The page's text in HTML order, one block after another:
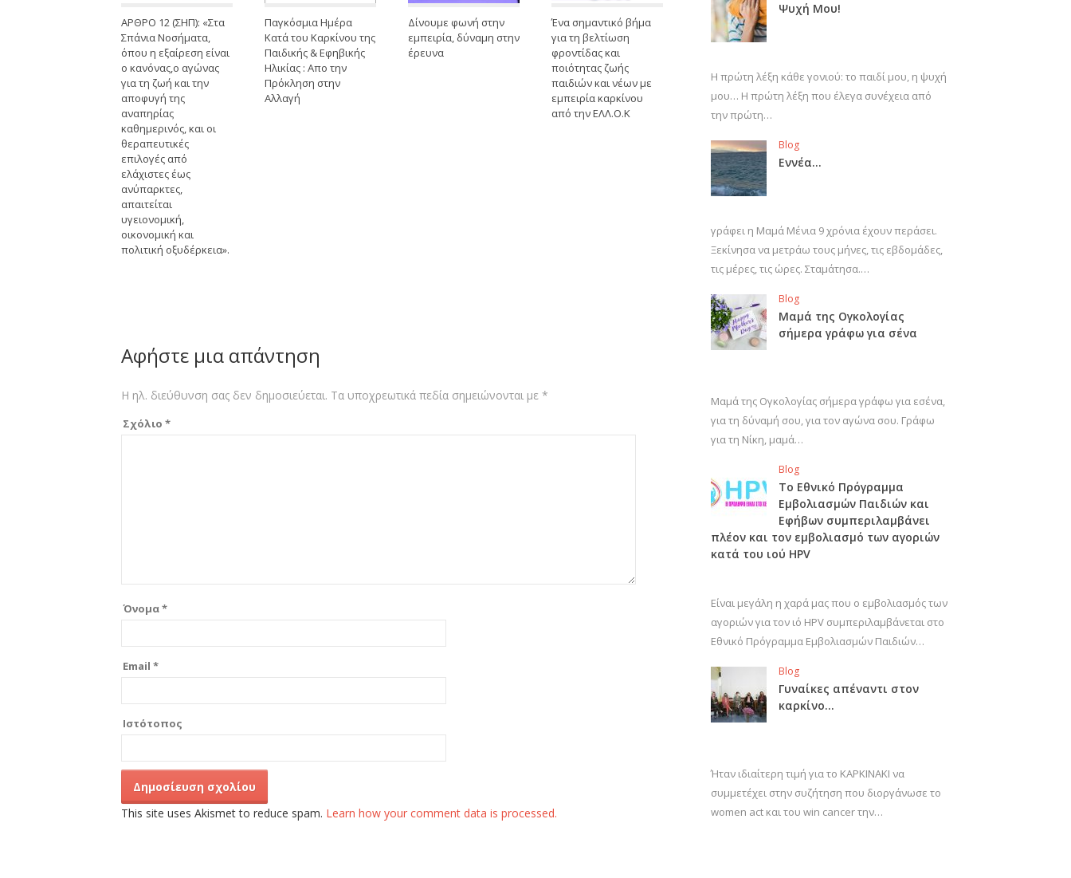
ΑΡΘΡΟ 12 (ΣΗΠ): «Στα
Σπάνια Νοσήματα,
όπου η εξαίρεση είναι
ο κανόνας,ο αγώνας
για τη ζωή και την
αποφυγή της
αναπηρίας
καθημερινός, και οι
θεραπευτικές
επιλογές από
ελάχιστες έως
ανύπαρκτες,
απαιτείται
υγειονομική,
οικονομική και
πολιτική οξυδέρκεια».
Παγκόσμια Ημέρα
Κατά του Καρκίνου της
Παιδικής & Εφηβικής
Ηλικίας : Απο την
Πρόκληση στην
Αλλαγή
Δίνουμε φωνή στην
εμπειρία, δύναμη στην
έρευνα
Ένα σημαντικό βήμα
για τη βελτίωση
φροντίδας και
ποιότητας ζωής
παιδιών και νέων με
εμπειρία καρκίνου
από την ΕΛΛ.Ο.Κ
Αφήστε μια απάντηση
Η ηλ. διεύθυνση σας δεν δημοσιεύεται. Τα υποχρεωτικά πεδία σημειώνονται με *
Σχόλιο *
Όνομα*
Email *
Ιστότοπος
This site uses Akismet to reduce spam. Learn how your comment data is processed.
Ψυχή Μου!
Η πρώτη λέξη κάθε γονιού: το παιδί μου, η ψυχή
μου… Η πρώτη λέξη που έλεγα συνέχεια από
την πρώτη…
Blog
Εννέα…
γράφει η Μαμά Μένια 9 χρόνια έχουν περάσει.
Ξεκίνησα να μετράω τους μήνες, τις εβδομάδες,
τις μέρες, τις ώρες. Σταμάτησα.…
Blog
Μαμά της Ογκολογίας
σήμερα γράφω για σένα
Μαμά της Ογκολογίας σήμερα γράφω για εσένα,
για τη δύναμή σου, για τον αγώνα σου. Γράφω
για τη Νίκη, μαμά…
Blog
Το Εθνικό Πρόγραμμα
Εμβολιασμών Παιδιών και
Εφήβων συμπεριλαμβάνει
πλέον και τον εμβολιασμό των αγοριών
κατά του ιού HPV
Είναι μεγάλη η χαρά μας που ο εμβολιασμός των
αγοριών για τον ιό HPV συμπεριλαμβάνεται στο
Εθνικό Πρόγραμμα Εμβολιασμών Παιδιών…
Blog
Γυναίκες απέναντι στον
καρκίνο…
Ήταν ιδιαίτερη τιμή για το ΚΑΡΚΙΝΑΚΙ να
συμμετέχει στην συζήτηση που διοργάνωσε το
women act και του win cancer την…